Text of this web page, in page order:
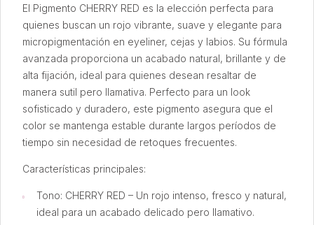
El Pigmento CHERRY RED es la elección perfecta para
quienes buscan un rojo vibrante, suave y elegante para
micropigmentación en eyeliner, cejas y labios. Su fórmula
avanzada proporciona un acabado natural, brillante y de
alta fijación, ideal para quienes desean resaltar de
manera sutil pero llamativa. Perfecto para un look
sofisticado y duradero, este pigmento asegura que el
color se mantenga estable durante largos períodos de
tiempo sin necesidad de retoques frecuentes.
Características principales:
Tono: CHERRY RED – Un rojo intenso, fresco y natural,
ideal para un acabado delicado pero llamativo.